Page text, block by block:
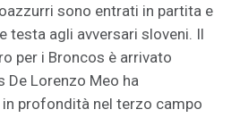
sono entrati in partita e
testa agli avversari sloveni. Il
per i Broncos è arrivato
De Lorenzo Meo ha
profondità nel terzo campo